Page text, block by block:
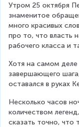
Утром 25 октября
знаменитое
много красивых
про то, что власть
рабочего класса и
Хотя на самом деле
завершающего
оставался в руках
Несколько часов
количеством
сказать точно,